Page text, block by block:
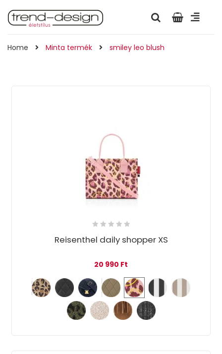
Home Minta termék smiley leo blush
Reisenthel daily shopper XS
20 990 Ft